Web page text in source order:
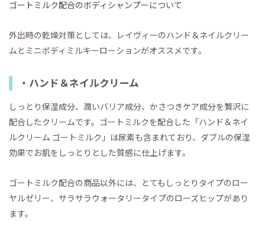
ゴートミルク配合のボディシャンプーについて
外出時の乾燥対策としては、レイヴィーのハンド＆ネイルクリー
ムとミニボディミルキーローションがオススメです。
・ハンド＆ネイルクリーム
しっとり保湿成分、潤いバリア成分、かさつきケア成分を贅沢に
配合したクリームです。ゴートミルクを配合した「ハンド＆ネイ
ルクリーム ゴートミルク」は尿素も含まれており、ダブルの保湿
効果でお肌をしっとりとした質感に仕上げます。
ゴートミルク配合の商品以外には、とてもしっとりタイプのロー
ヤルゼリー、サラサラウォータリータイプのローズヒップがあり
ます。